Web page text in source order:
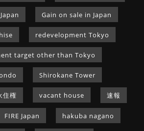
Gain on sale in Japan
redevelopment Tokyo
target other than Tokyo
Shirokane Tower
住権 vacant house 速報
FIRE Japan hakuba nagano